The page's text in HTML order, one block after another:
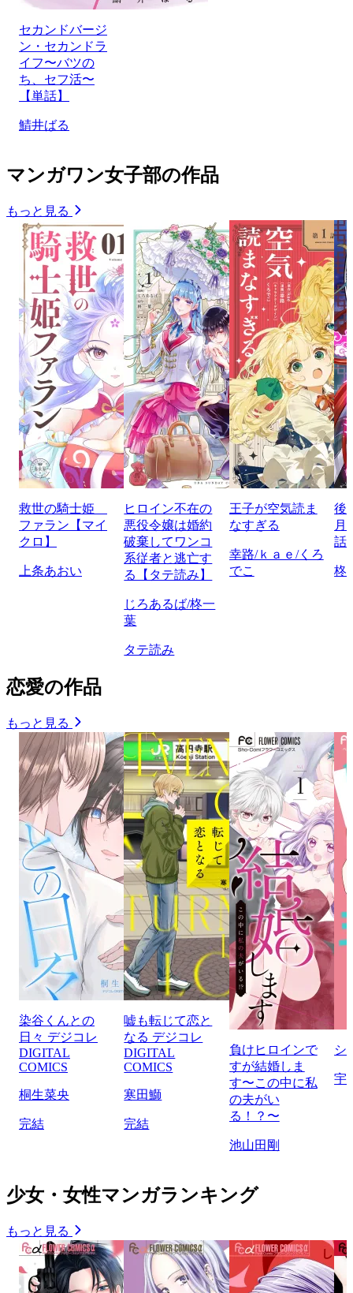
セカンドバージ
ン・セカンドラ
イフ〜バツの
ち、セフ活〜
【単話】
鯖井ばる
マンガワン女子部の作品
もっと見る
救世の騎士姫
ファラン【マイ
クロ】
上条あおい
ヒロイン不在の
悪役令嬢は婚約
破棄してワンコ
系従者と逃亡す
る【タテ読み】
じろあるば/柊一
葉
タテ読み
王子が空気読ま
なすぎる
幸路/ｋａｅ/くろ
でこ
後
月
話
柊
恋愛の作品
もっと見る
染谷くんとの
日々 デジコレ
DIGITAL
COMICS
桐生菜央
完結
嘘も転じて恋と
なる デジコレ
DIGITAL
COMICS
寒田鰤
完結
負けヒロインで
すが結婚しま
す〜この中に私
の夫がい
る！？〜
池山田剛
シ
宇
少女・女性マンガランキング
もっと見る